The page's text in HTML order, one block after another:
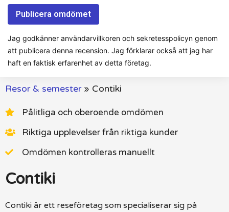
Jag godkänner användarvillkoren och sekretesspolicyn genom
att publicera denna recension. Jag förklarar också att jag har
haft en faktisk erfarenhet av detta företag.
Resor & semester» Contiki
Pålitliga och oberoende omdömen
Riktiga upplevelser från riktiga kunder
Omdömen kontrolleras manuellt
Contiki
Contiki är ett reseföretag som specialiserar sig på